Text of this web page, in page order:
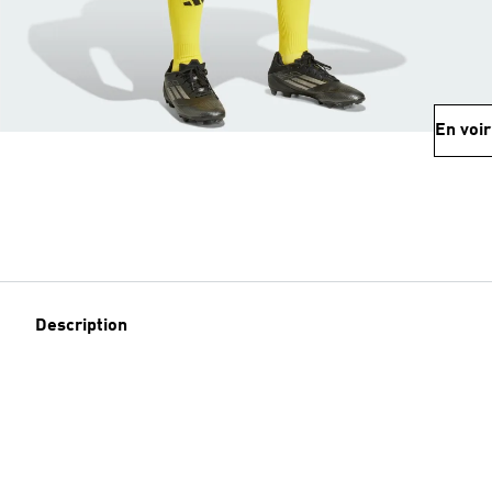
En
Description